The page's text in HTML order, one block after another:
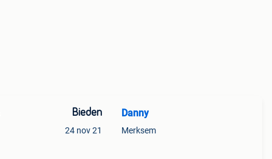
Bieden
24 nov 21
Danny
Merksem